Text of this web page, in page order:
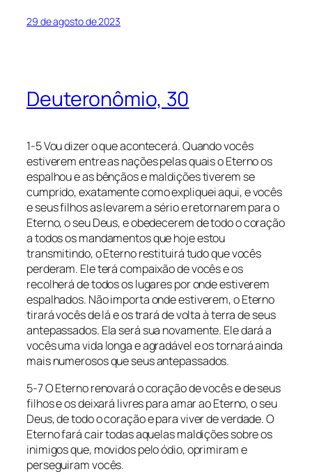
29 de agosto de 2023
Deuteronômio, 30
1-5 Vou dizer o que acontecerá. Quando vocês
estiverem entre as nações pelas quais o Eterno os
espalhou e as bênçãos e maldições tiverem se
cumprido, exatamente como expliquei aqui, e vocês
e seus filhos as levarem a sério e retornarem para o
Eterno, o seu Deus, e obedecerem de todo o coração
a todos os mandamentos que hoje estou
transmitindo, o Eterno restituirá tudo que vocês
perderam. Ele terá compaixão de vocês e os
recolherá de todos os lugares por onde estiverem
espalhados. Não importa onde estiverem, o Eterno
tirará vocês de lá e os trará de volta à terra de seus
antepassados. Ela será sua novamente. Ele dará a
vocês uma vida longa e agradável e os tornará ainda
mais numerosos que seus antepassados.
5-7 O Eterno renovará o coração de vocês e de seus
filhos e os deixará livres para amar ao Eterno, o seu
Deus, de todo o coração e para viver de verdade. O
Eterno fará cair todas aquelas maldições sobre os
inimigos que, movidos pelo ódio, oprimiram e
perseguiram vocês.